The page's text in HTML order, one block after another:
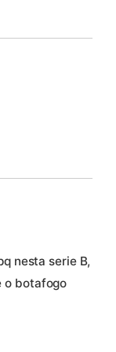
nesta serie B,
o botafogo